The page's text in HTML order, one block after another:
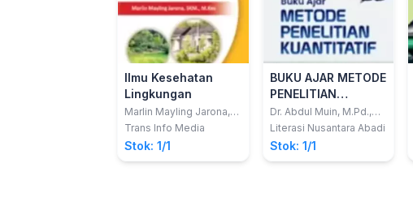
Ilmu Kesehatan
Lingkungan
Marlin Mayling Jarona,
SKM., M.Kes.
Trans Info Media
Stok: 1/1
BUKU AJAR METODE
PENELITIAN
KUANTITATIF
Dr. Abdul Muin, M.Pd.,
MM
Literasi Nusantara Abadi
Stok: 1/1